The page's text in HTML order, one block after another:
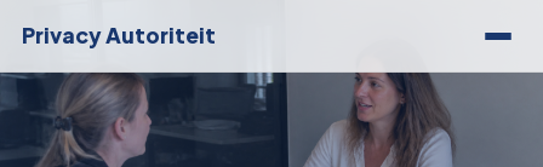
Privacy Autoriteit